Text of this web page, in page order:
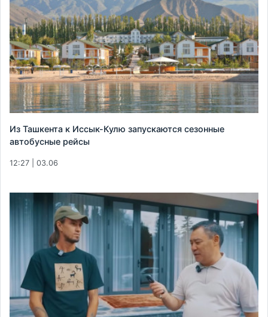
Из Ташкента к Иссык-Кулю запускаются сезонные
автобусные рейсы
12:27 | 03.06